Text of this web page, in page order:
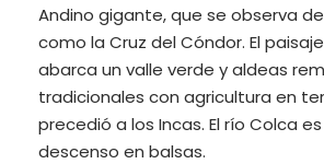
Andino gigante, que se observa
como la Cruz del Cóndor. El
abarca un valle verde y aldeas
tradicionales con agricultura en
precedió a los Incas. El río Colca
descenso en balsas.